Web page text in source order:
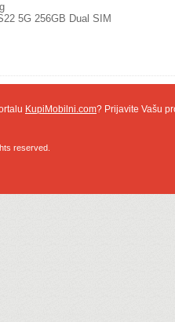
5G 256GB Dual SIM
KupiMobilni.com? Prijavite Vašu
reserved.